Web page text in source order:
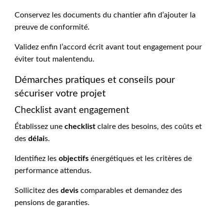
Conservez les documents du chantier afin d’ajouter la
preuve de conformité.
Validez enfin l’accord écrit avant tout engagement pour
éviter tout malentendu.
Démarches pratiques et conseils pour
sécuriser votre projet
Checklist avant engagement
Établissez une checklist claire des besoins, des coûts et
des délais.
Identifiez les objectifs énergétiques et les critères de
performance attendus.
Sollicitez des devis comparables et demandez des
pensions de garanties.